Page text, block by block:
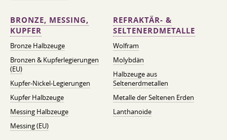
BRONZE, MESSING,
KUPFER
Bronze Halbzeuge
Bronzen & Kupferlegierungen
(EU)
Kupfer-Nickel-Legierungen
Kupfer Halbzeuge
Messing Halbzeuge
Messing (EU)
REFRAKTÄR- &
SELTENERDMETALLE
Wolfram
Molybdän
Halbzeuge aus
Seltenerdmetallen
Metalle der Seltenen Erden
Lanthanoide